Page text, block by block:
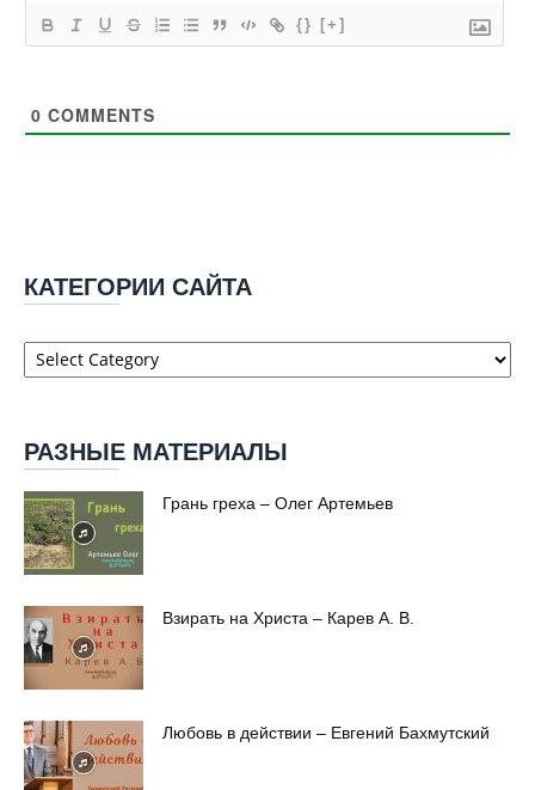
{} [+]
0 COMMENTS
КАТЕГОРИИ САЙТА
Категории
сайта
РАЗНЫЕ МАТЕРИАЛЫ
Грань греха – Олег Артемьев
Взирать на Христа – Карев А. В.
Любовь в действии – Евгений Бахмутский